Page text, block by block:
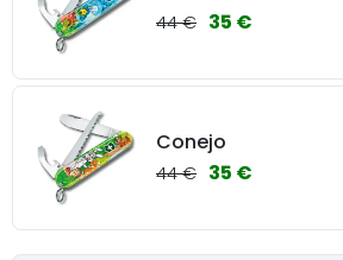
44 € 35 €
Conejo
44 € 35 €